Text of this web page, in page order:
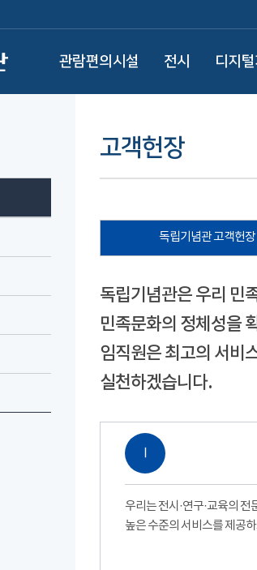
관람편의시설 전시 디지
고객헌장
독립기념관 고객헌
독립기념관은 우리 민
민족문화의 정체성을
임직원은 최고의 서비
실천하겠습니다.
Ⅰ
우리는 전시·연구·교육의
높은 수준의 서비스를 제공